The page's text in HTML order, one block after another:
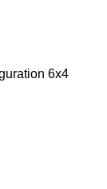
6x4